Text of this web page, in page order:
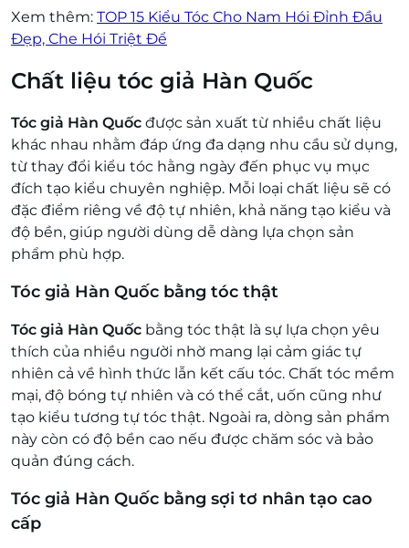
Xem thêm: TOP 15 Kiểu Tóc Cho Nam Hói Đỉnh Đầu
Đẹp, Che Hói Triệt Để
Chất liệu tóc giả Hàn Quốc
Tóc giả Hàn Quốc được sản xuất từ nhiều chất liệu
khác nhau nhằm đáp ứng đa dạng nhu cầu sử dụng,
từ thay đổi kiểu tóc hằng ngày đến phục vụ mục
đích tạo kiểu chuyên nghiệp. Mỗi loại chất liệu sẽ có
đặc điểm riêng về độ tự nhiên, khả năng tạo kiểu và
độ bền, giúp người dùng dễ dàng lựa chọn sản
phẩm phù hợp.
Tóc giả Hàn Quốc bằng tóc thật
Tóc giả Hàn Quốc bằng tóc thật là sự lựa chọn yêu
thích của nhiều người nhờ mang lại cảm giác tự
nhiên cả về hình thức lẫn kết cấu tóc. Chất tóc mềm
mại, độ bóng tự nhiên và có thể cắt, uốn cũng như
tạo kiểu tương tự tóc thật. Ngoài ra, dòng sản phẩm
này còn có độ bền cao nếu được chăm sóc và bảo
quản đúng cách.
Tóc giả Hàn Quốc bằng sợi tơ nhân tạo cao
cấp